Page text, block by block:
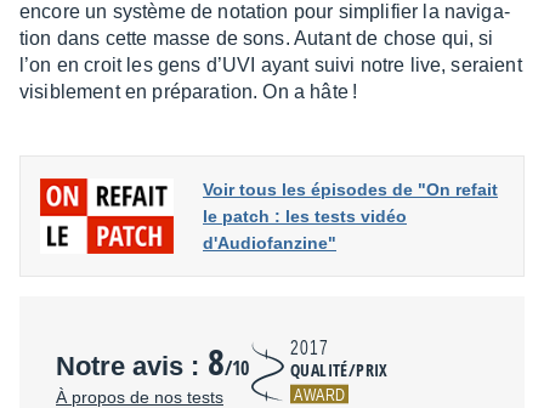
encore un système de nota­tion pour simpli­fier la navi­ga­
tion dans cette masse de sons. Autant de chose qui, si
l’on en croit les gens d’UVI ayant suivi notre live, seraient
visi­ble­ment en prépa­ra­tion. On a hâte !
Voir tous les épisodes de "On refait
le patch : les tests vidéo
d'Audiofanzine"
Notre avis : 8/10
À propos de nos tests
2017
QUALITÉ/PRIX
AWARD